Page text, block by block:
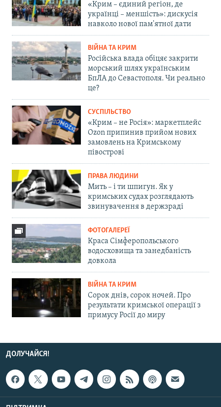
«Крим – єдиний регіон, де
українці – меншість»: дискусія
навколо нової пам'ятної дати
ВІЙНА ТА КРИМ
Російська влада обіцяє закрити
морський шлях українським
БпЛА до Севастополя. Чи реально
це?
СУСПІЛЬСТВО
«Крим – не Росія»: маркетплейс
Ozon припинив прийом нових
замовлень на Кримському
півострові
ПРАВА ЛЮДИНИ
Мить – і ти шпигун. Як у
кримських судах розглядають
звинувачення в держзраді
ФОТОГАЛЕРЕЇ
Краса Сімферопольського
водосховища та занедбаність
довкола
ВІЙНА ТА КРИМ
Сорок днів, сорок ночей. Про
результати кримської операції з
примусу Росії до миру
ДОЛУЧАЙСЯ!